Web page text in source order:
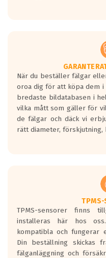
Vid körning i över 50km/h
rullmotståndets ljud
motorljudet.
På däckmärkningen
en symbol av ett däck med
bullernivå markeras med
medans de vita vågorna
ett tyst däck.
regelverket som
Ett däck med två svarta
godkända för år 2016 nya
Ett däck med en svart våg
minst tre decibel tystare
regelverk som börjar
När du beställer fälgar
oroa dig för att köpa dem
bredaste bildatabasen i
vilka mått som gäller för
de fälgar och däck vi
rätt diameter, förskjutning,
TPMS-
TPMS-sensorer finns
installeras här hos
kompatibla och fungerar
Din beställning skickas
fälganläggning och